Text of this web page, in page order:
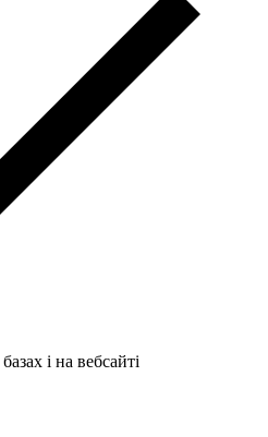
і на вебсайті